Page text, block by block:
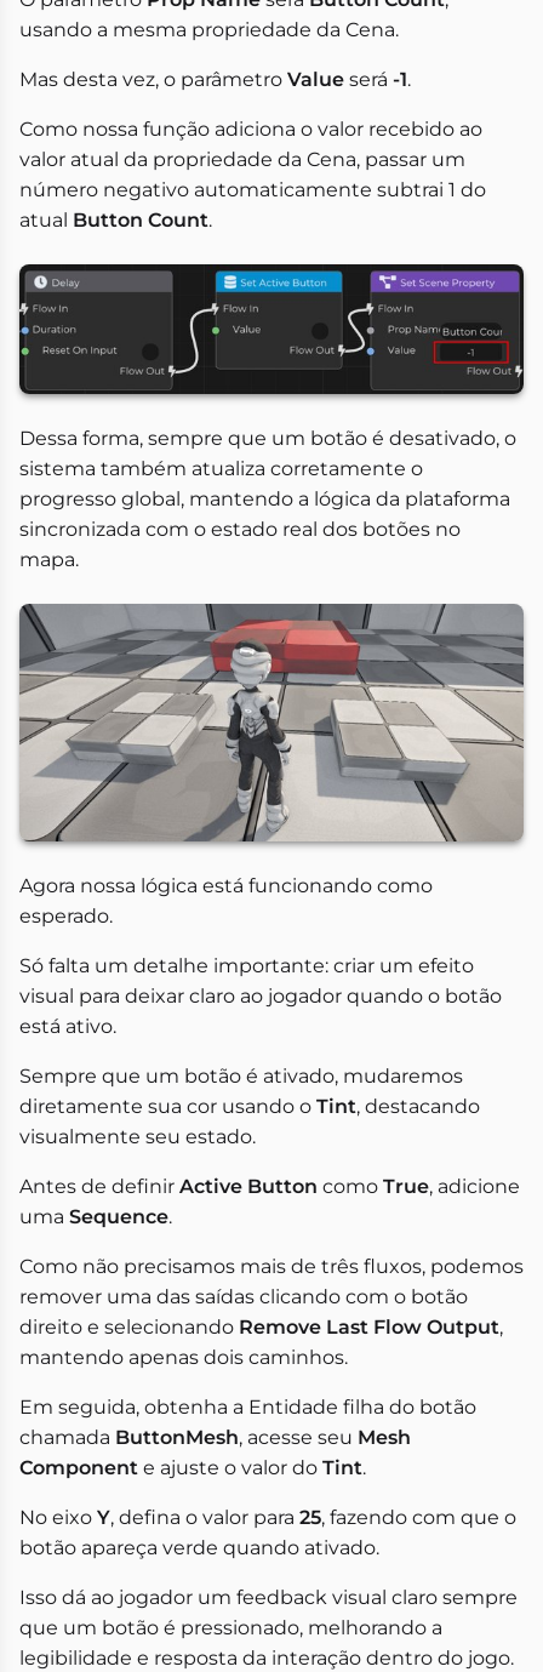
usando a mesma propriedade da Cena.
Mas desta vez, o parâmetro Value será -1.
Como nossa função adiciona o valor recebido ao
valor atual da propriedade da Cena, passar um
número negativo automaticamente subtrai 1 do
atual Button Count.
Dessa forma, sempre que um botão é desativado, o
sistema também atualiza corretamente o
progresso global, mantendo a lógica da plataforma
sincronizada com o estado real dos botões no
mapa.
Agora nossa lógica está funcionando como
esperado.
Só falta um detalhe importante: criar um efeito
visual para deixar claro ao jogador quando o botão
está ativo.
Sempre que um botão é ativado, mudaremos
diretamente sua cor usando o Tint, destacando
visualmente seu estado.
Antes de definir Active Button como True, adicione
uma Sequence.
Como não precisamos mais de três fluxos, podemos
remover uma das saídas clicando com o botão
direito e selecionando Remove Last Flow Output,
mantendo apenas dois caminhos.
Em seguida, obtenha a Entidade filha do botão
chamada ButtonMesh, acesse seu Mesh
Component e ajuste o valor do Tint.
No eixo Y, defina o valor para 25, fazendo com que o
botão apareça verde quando ativado.
Isso dá ao jogador um feedback visual claro sempre
que um botão é pressionado, melhorando a
legibilidade e resposta da interação dentro do jogo.